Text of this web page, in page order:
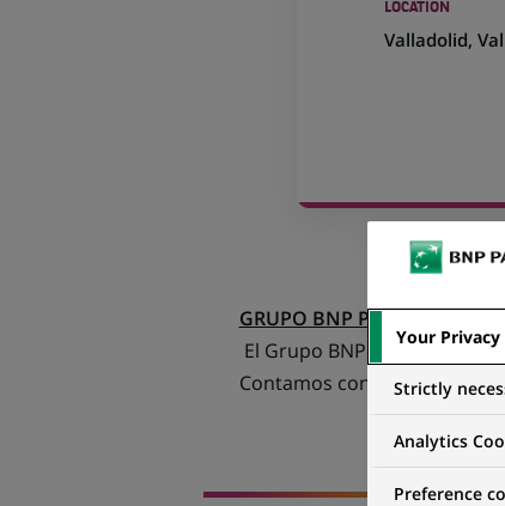
LOCATION
Valladolid,
(Opens
GRUPO BNP PARIBAS
El Grupo BNP Paribas es el
Contamos con cerca de
Your Privacy
Strictly
Analytics
Preference